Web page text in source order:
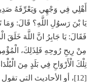
أَهْلِي فِي وَجْهِي وَيَعْرِّفَهُ
يَا بْنَ رَسوُلِ اللَّهِ؟ قَالَ:
فَقَالَ: يَا جَابِرُ انَّ اللَّهَ خَلَقَ
مِنْ رِيحِ رُوحِهِ فَلِذَلِكَ،
تِلْكَ الْأَرْوَاحِ فِي بَلَدٍ مِنَ
[12]، أو الأحاديث التي